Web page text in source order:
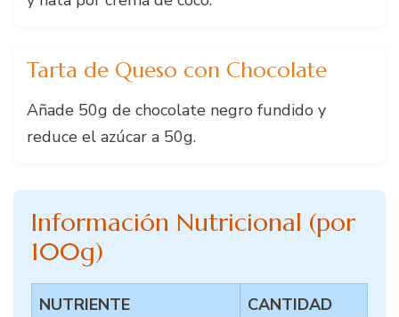
Tarta de Queso con Chocolate
Añade 50g de chocolate negro fundido y
reduce el azúcar a 50g.
Información Nutricional (por
100g)
NUTRIENTE
CANTIDAD